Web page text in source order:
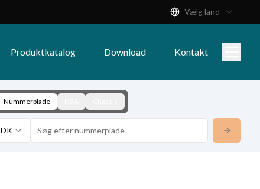
Vælg land
Produktkatalog Download Kontakt
Nummerplade
DK